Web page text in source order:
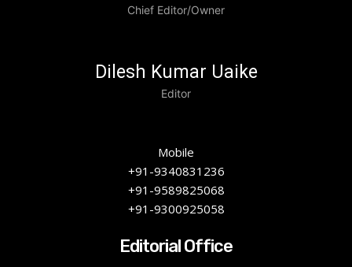
Chief Editor/Owner
Dilesh Kumar Uaike
Editor
Mobile
+91-9340831236
+91-9589825068
+91-9300925058
Editorial Office